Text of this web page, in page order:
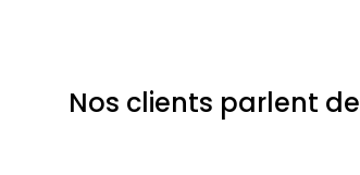
Nos clients parlent